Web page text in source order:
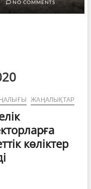
NO COMMENTS
ЖАҢАЛЫҚТАР
көліктер